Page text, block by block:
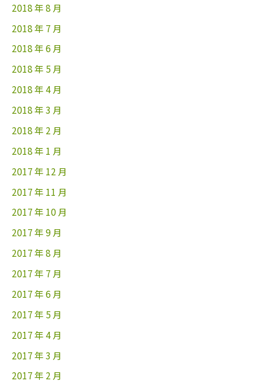
2018 年 8 月
2018 年 7 月
2018 年 6 月
2018 年 5 月
2018 年 4 月
2018 年 3 月
2018 年 2 月
2018 年 1 月
2017 年 12 月
2017 年 11 月
2017 年 10 月
2017 年 9 月
2017 年 8 月
2017 年 7 月
2017 年 6 月
2017 年 5 月
2017 年 4 月
2017 年 3 月
2017 年 2 月